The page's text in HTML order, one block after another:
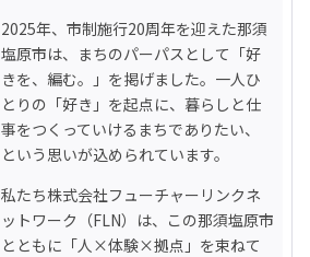
2025年、市制施行20周年を迎えた那須
塩原市は、まちのパーパスとして「好
きを、編む。」を掲げました。一人ひ
とりの「好き」を起点に、暮らしと仕
事をつくっていけるまちでありたい、
という思いが込められています。
私たち株式会社フューチャーリンクネ
ットワーク（FLN）は、この那須塩原市
とともに「人×体験×拠点」を束ねて